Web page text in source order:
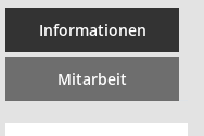
Informationen
Mitarbeit